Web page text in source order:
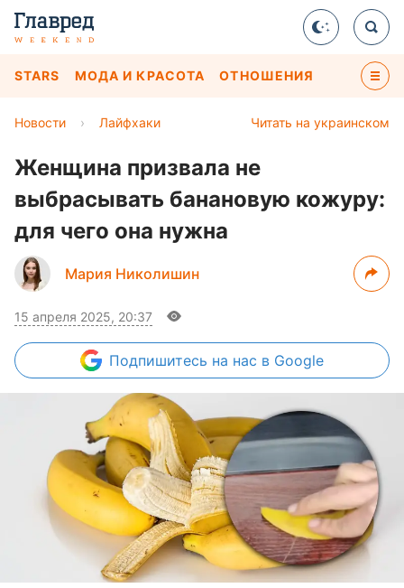
STARS МОДА И КРАСОТА ОТНОШЕНИЯ
Читать на украинском
Новости › Лайфхаки
Женщина призвала не
выбрасывать банановую кожуру:
для чего она нужна
Мария Николишин
15 апреля 2025, 20:37
Подпишитесь на нас в Google